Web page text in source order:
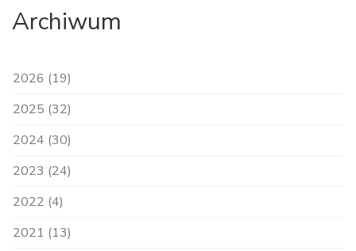
Archiwum
2026 (19)
2025 (32)
2024 (30)
2023 (24)
2022 (4)
2021 (13)